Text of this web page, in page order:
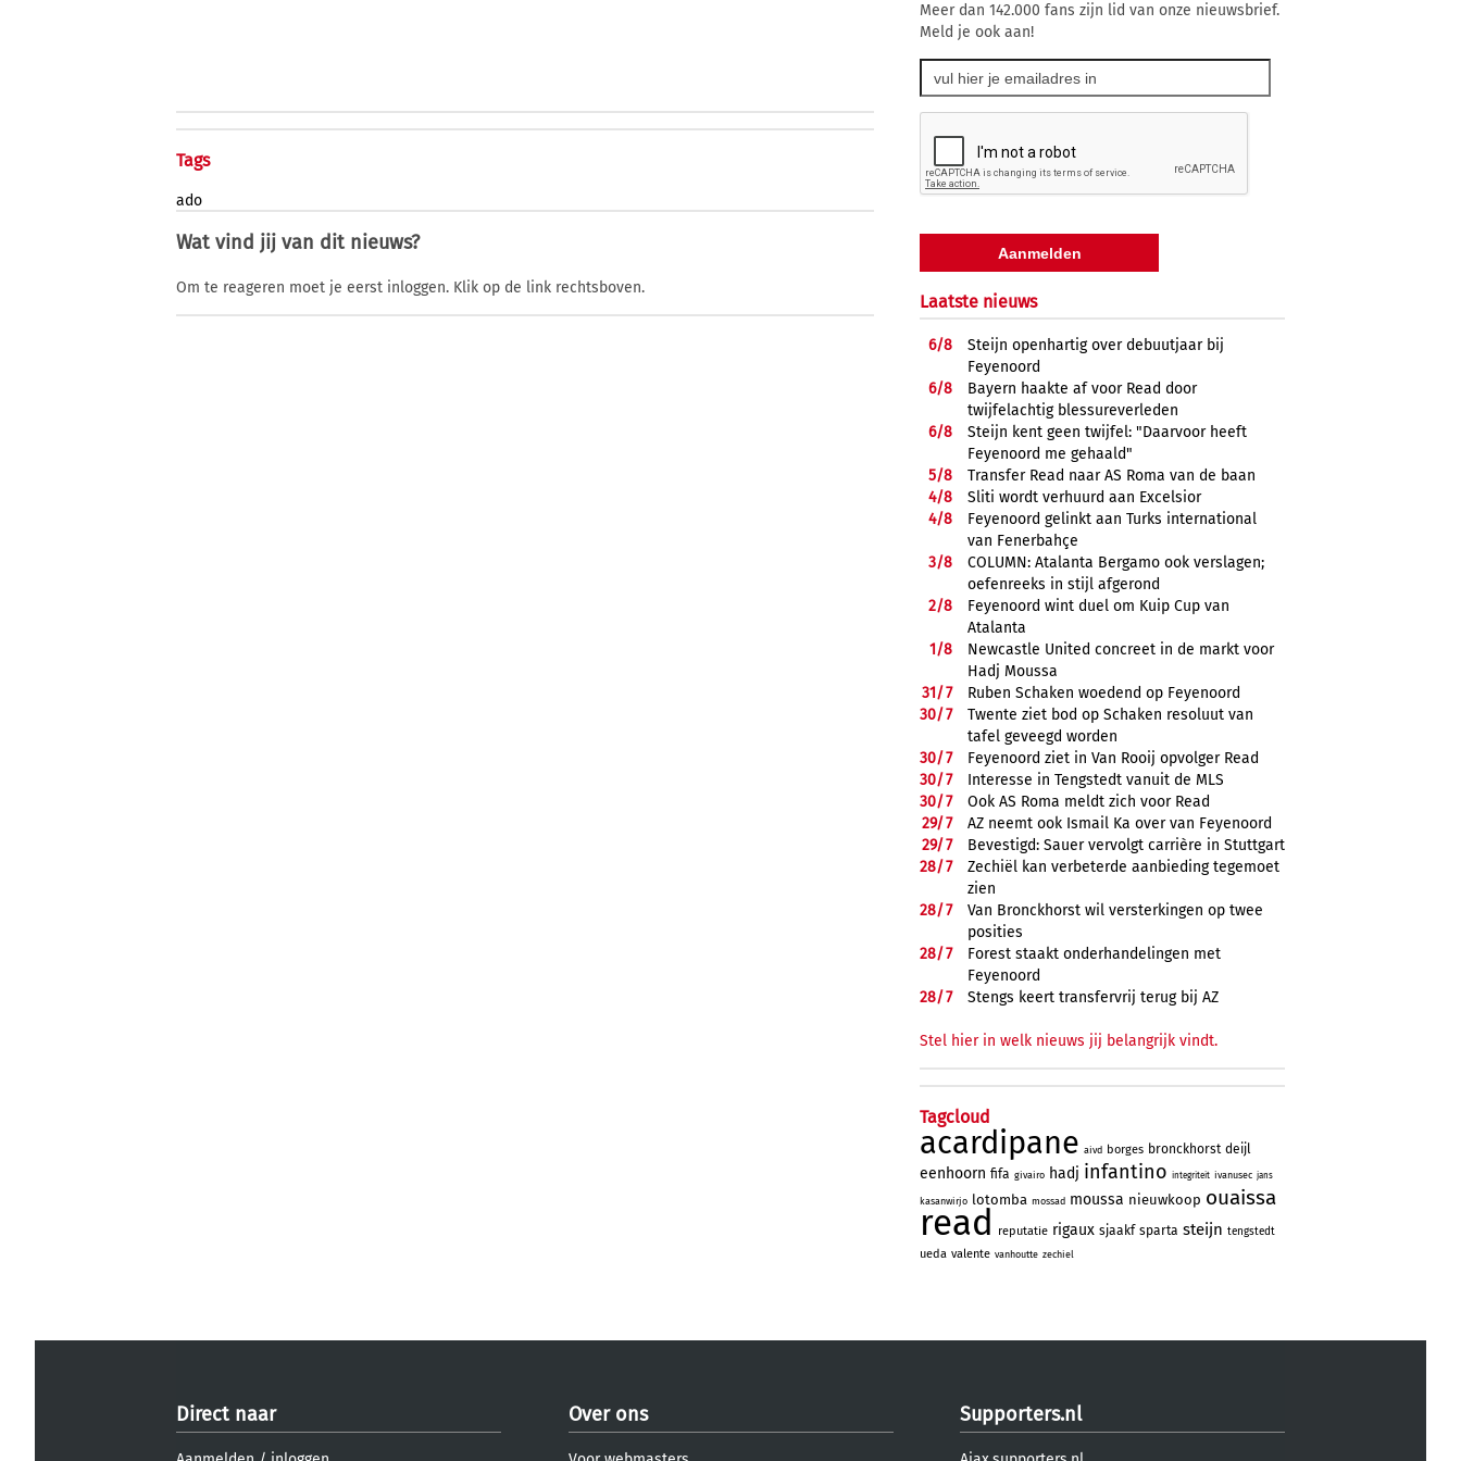
Tags
ado
Wat vind jij van dit nieuws?
Om te reageren moet je eerst inloggen. Klik op de link rechtsboven.
Meer dan 142.000 fans zijn lid van onze nieuwsbrief.
Meld je ook aan!
Laatste nieuws
6/8
Steijn openhartig over debuutjaar bij
Feyenoord
6/8
Bayern haakte af voor Read door
twijfelachtig blessureverleden
6/8
Steijn kent geen twijfel: "Daarvoor heeft
Feyenoord me gehaald"
5/8
Transfer Read naar AS Roma van de baan
4/8
Sliti wordt verhuurd aan Excelsior
4/8
Feyenoord gelinkt aan Turks international
van Fenerbahçe
3/8
COLUMN: Atalanta Bergamo ook verslagen;
oefenreeks in stijl afgerond
2/8
Feyenoord wint duel om Kuip Cup van
Atalanta
1/8
Newcastle United concreet in de markt voor
Hadj Moussa
31/7
Ruben Schaken woedend op Feyenoord
30/7
Twente ziet bod op Schaken resoluut van
tafel geveegd worden
30/7
Feyenoord ziet in Van Rooij opvolger Read
30/7
Interesse in Tengstedt vanuit de MLS
30/7
Ook AS Roma meldt zich voor Read
29/7
AZ neemt ook Ismail Ka over van Feyenoord
29/7
Bevestigd: Sauer vervolgt carrière in Stuttgart
28/7
Zechiël kan verbeterde aanbieding tegemoet
zien
28/7
Van Bronckhorst wil versterkingen op twee
posities
28/7
Forest staakt onderhandelingen met
Feyenoord
28/7 Stengs keert transfervrij terug bij AZ
Stel hier in welk nieuws jij belangrijk vindt.
Tagcloud
acardipane aivd borges bronckhorst deijl
eenhoorn fifa givairo hadj infantino integriteit ivanusec jans
kasanwirjo lotomba mossad moussa nieuwkoop ouaissa
read reputatie rigaux sjaakf sparta steijn tengstedt
ueda valente vanhoutte zechiel
Direct naar Over ons Supporters.nl